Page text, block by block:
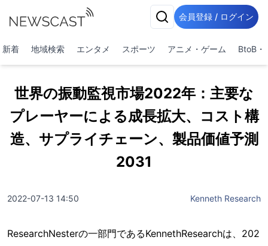
会員登録 / ログイン
新着 地域検索 エンタメ スポーツ アニメ・ゲーム BtoB・
世界の振動監視市場2022年：主要な
プレーヤーによる成長拡大、コスト構
造、サプライチェーン、製品価値予測
2031
2022-07-13 14:50 Kenneth Research
ResearchNesterの一部門であるKennethResearchは、202